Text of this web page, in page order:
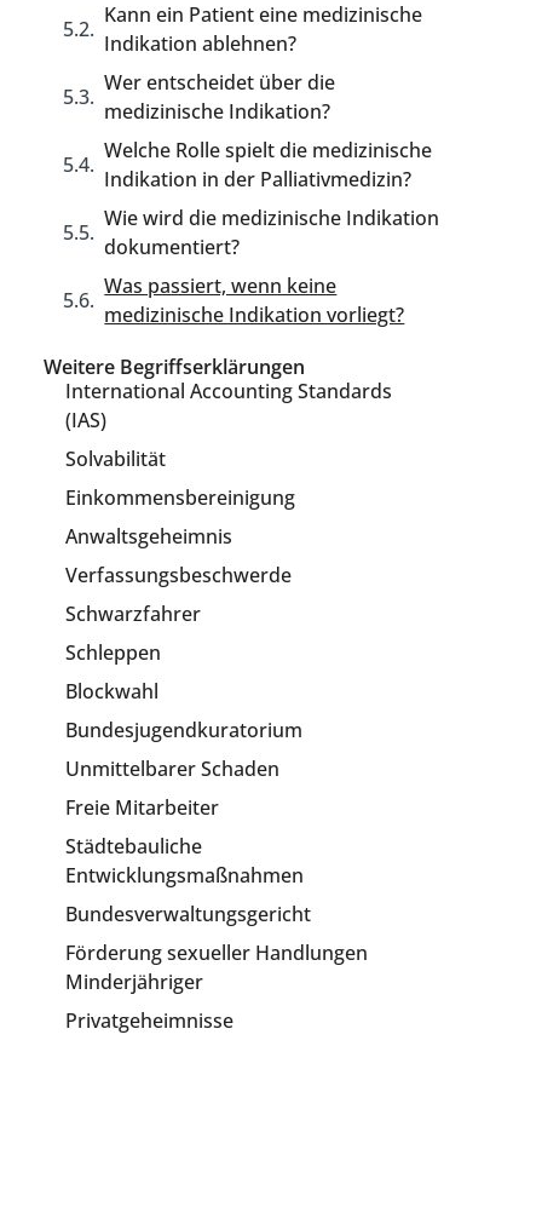
Kann ein Patient eine medizinische
Indikation ablehnen?
Wer entscheidet über die
medizinische Indikation?
Welche Rolle spielt die medizinische
Indikation in der Palliativmedizin?
Wie wird die medizinische Indikation
dokumentiert?
Was passiert, wenn keine
medizinische Indikation vorliegt?
Weitere Begriffserklärungen
International Accounting Standards
(IAS)
Solvabilität
Einkommensbereinigung
Anwaltsgeheimnis
Verfassungsbeschwerde
Schwarzfahrer
Schleppen
Blockwahl
Bundesjugendkuratorium
Unmittelbarer Schaden
Freie Mitarbeiter
Städtebauliche
Entwicklungsmaßnahmen
Bundesverwaltungsgericht
Förderung sexueller Handlungen
Minderjähriger
Privatgeheimnisse